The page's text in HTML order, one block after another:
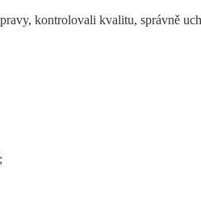
kontrolovali kvalitu, správně